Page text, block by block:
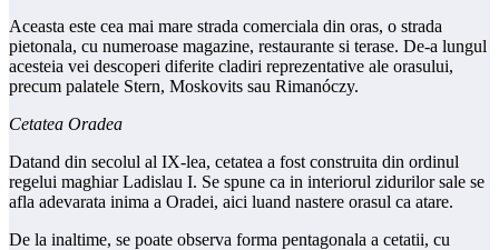
Aceasta este cea mai mare strada comerciala din oras, o strada
pietonala, cu numeroase magazine, restaurante si terase. De-a lungul
acesteia vei descoperi diferite cladiri reprezentative ale orasului,
precum palatele Stern, Moskovits sau Rimanóczy.
Cetatea Oradea
Datand din secolul al IX-lea, cetatea a fost construita din ordinul
regelui maghiar Ladislau I. Se spune ca in interiorul zidurilor sale se
afla adevarata inima a Oradei, aici luand nastere orasul ca atare.
De la inaltime, se poate observa forma pentagonala a cetatii, cu